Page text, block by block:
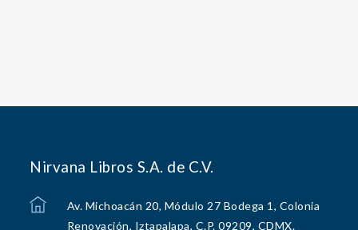
Nirvana Libros S.A. de C.V.
Av. Michoacán 20, Módulo 27 Bodega 1, Colonia
Renovación, Iztapalapa, C.P. 09209, CDMX.